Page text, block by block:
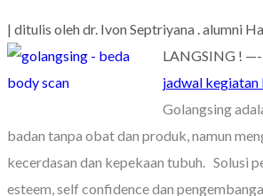
| ditulis oleh dr. Ivon Septriyana . alumni
LANGSING ! —-
jadwal kegiatan
Golangsing
badan tanpa obat dan produk, namun
kecerdasan dan kepekaan tubuh.
Solusi
esteem, self confidence dan